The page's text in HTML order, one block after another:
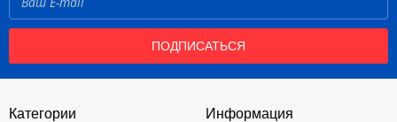
ПОДПИСАТЬСЯ
Категории Информация